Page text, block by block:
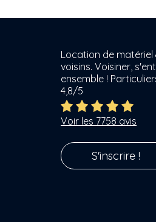
Location de matériel
voisins. Voisiner,
ensemble !
4,8/5
Voir les 7758 avis
S'inscrire !